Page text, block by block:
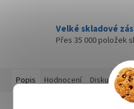
Velké skladové
Přes 35 000 položek
Popis Hodnocení Diskuze